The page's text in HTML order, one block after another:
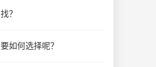
？
如何选择呢？